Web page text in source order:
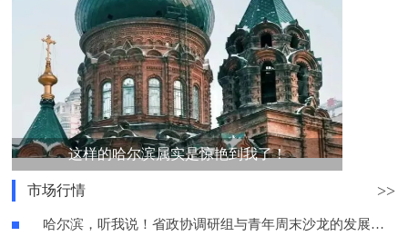
这样的哈尔滨属实是惊艳到我了！
市场行情 >>
哈尔滨，听我说！省政协调研组与青年周末沙龙的发展对话